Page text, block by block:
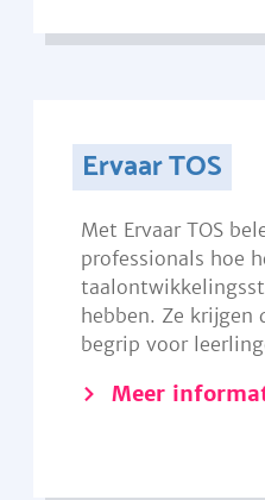
Ervaar TOS
Met Ervaar TOS
professionals hoe
hebben. Ze krijgen
begrip voor
Meer